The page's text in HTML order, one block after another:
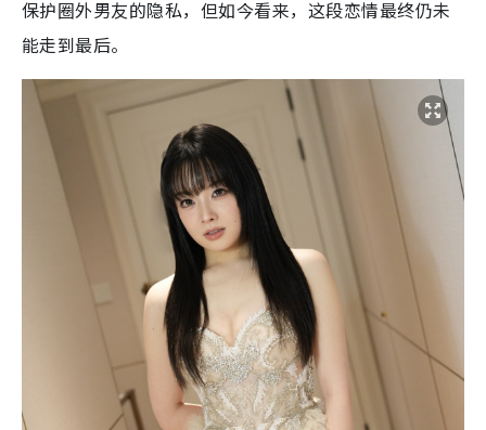
保护圈外男友的隐私，但如今看来，这段恋情最终仍未
能走到最后。